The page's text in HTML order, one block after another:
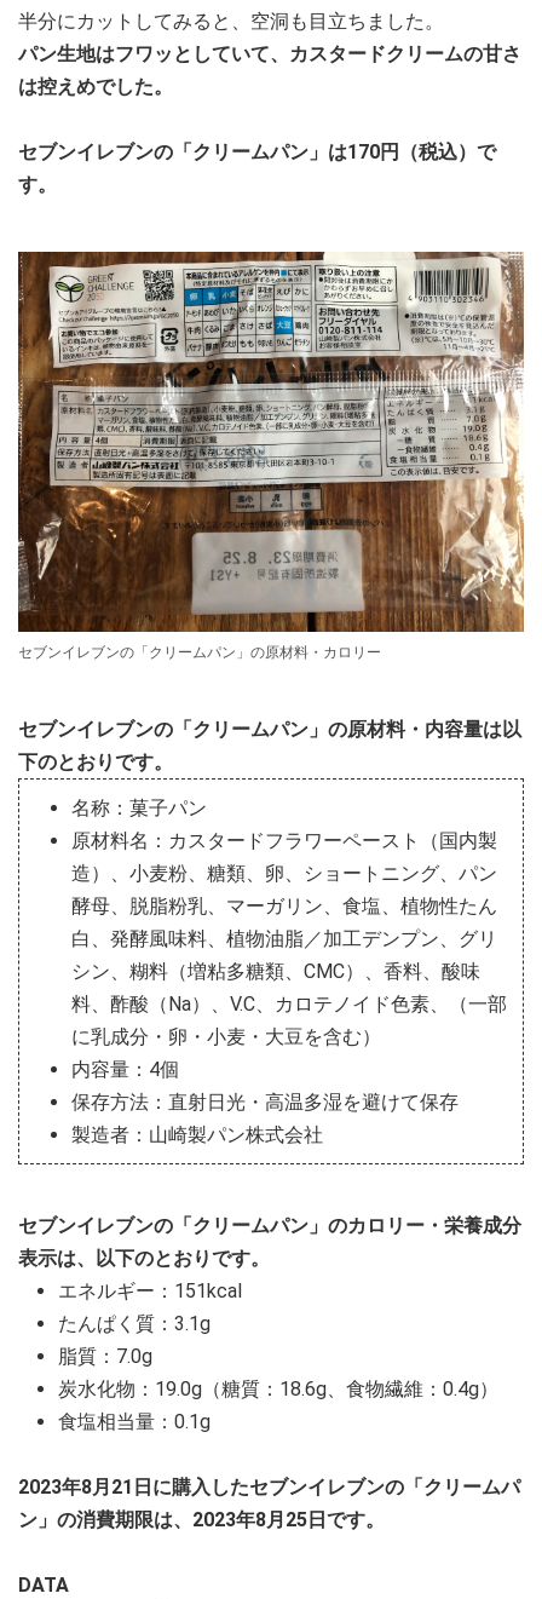
半分にカットしてみると、空洞も目立ちました。
パン生地はフワッとしていて、カスタードクリームの甘さ
は控えめでした。
セブンイレブンの「クリームパン」は170円（税込）で
す。
セブンイレブンの「クリームパン」の原材料・カロリー
セブンイレブンの「クリームパン」の原材料・内容量は以
下のとおりです。
名称：菓子パン
原材料名：カスタードフラワーペースト（国内製
造）、小麦粉、糖類、卵、ショートニング、パン
酵母、脱脂粉乳、マーガリン、食塩、植物性たん
白、発酵風味料、植物油脂／加工デンプン、グリ
シン、糊料（増粘多糖類、CMC）、香料、酸味
料、酢酸（Na）、V.C、カロテノイド色素、（一部
に乳成分・卵・小麦・大豆を含む）
内容量：4個
保存方法：直射日光・高温多湿を避けて保存
製造者：山崎製パン株式会社
セブンイレブンの「クリームパン」のカロリー・栄養成分
表示は、以下のとおりです。
エネルギー：151kcal
たんぱく質：3.1g
脂質：7.0g
炭水化物：19.0g（糖質：18.6g、食物繊維：0.4g）
食塩相当量：0.1g
2023年8月21日に購入したセブンイレブンの「クリームパ
ン」の消費期限は、2023年8月25日です。
DATA